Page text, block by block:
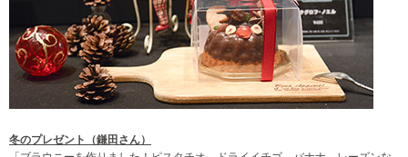
冬のプレゼント（鎌田さん）